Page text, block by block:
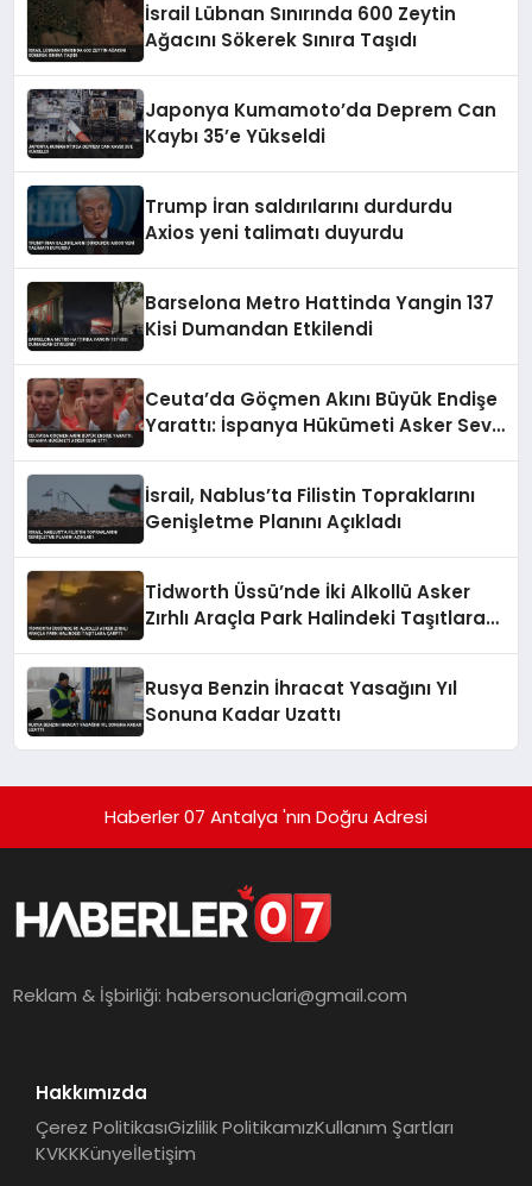
İsrail Lübnan Sınırında 600 Zeytin
Ağacını Sökerek Sınıra Taşıdı
Japonya Kumamoto’da Deprem Can
Kaybı 35’e Yükseldi
Trump İran saldırılarını durdurdu
Axios yeni talimatı duyurdu
Barselona Metro Hattinda Yangin 137
Kisi Dumandan Etkilendi
Ceuta’da Göçmen Akını Büyük Endişe
Yarattı: İspanya Hükümeti Asker Sevk
İsrail, Nablus’ta Filistin Topraklarını
Genişletme Planını Açıkladı
Tidworth Üssü’nde İki Alkollü Asker
Zırhlı Araçla Park Halindeki Taşıtlara
Rusya Benzin İhracat Yasağını Yıl
Sonuna Kadar Uzattı
Haberler 07 Antalya 'nın Doğru Adresi
Reklam & İşbirliği:habersonuclari@gmail.com
Hakkımızda
Çerez PolitikasıGizlilik PolitikamızKullanım Şartları
KVKKKünyeİletişim